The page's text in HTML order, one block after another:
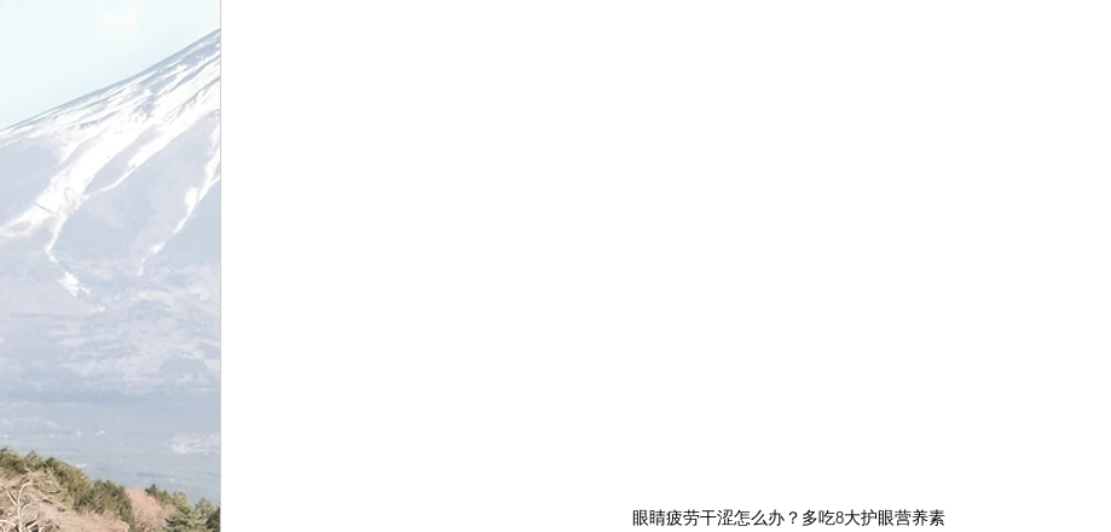
眼睛疲劳干涩怎么办？多吃8大护眼营养素